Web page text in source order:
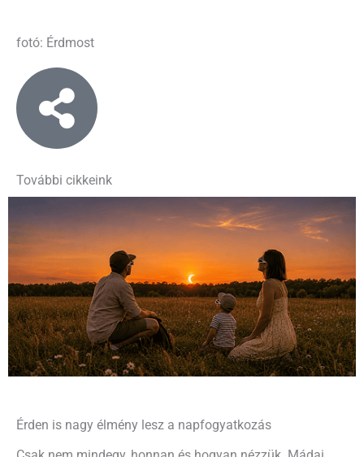
fotó: Érdmost
További cikkeink
Érden is nagy élmény lesz a napfogyatkozás